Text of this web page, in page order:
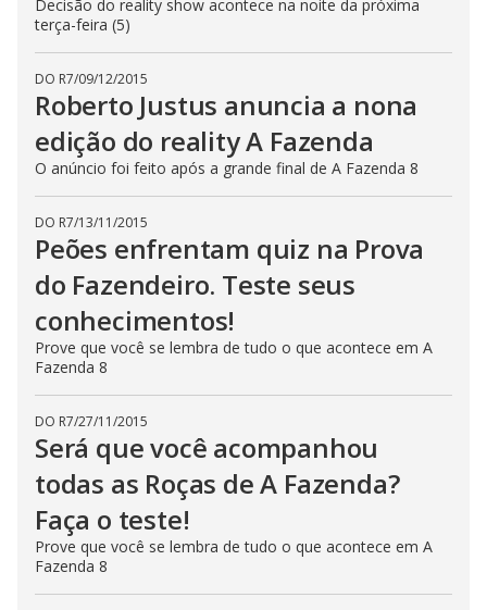
Decisão do reality show acontece na noite da próxima
terça-feira (5)
DO R7/09/12/2015
Roberto Justus anuncia a nona
edição do reality A Fazenda
O anúncio foi feito após a grande final de A Fazenda 8
DO R7/13/11/2015
Peões enfrentam quiz na Prova
do Fazendeiro. Teste seus
conhecimentos!
Prove que você se lembra de tudo o que acontece em A
Fazenda 8
DO R7/27/11/2015
Será que você acompanhou
todas as Roças de A Fazenda?
Faça o teste!
Prove que você se lembra de tudo o que acontece em A
Fazenda 8